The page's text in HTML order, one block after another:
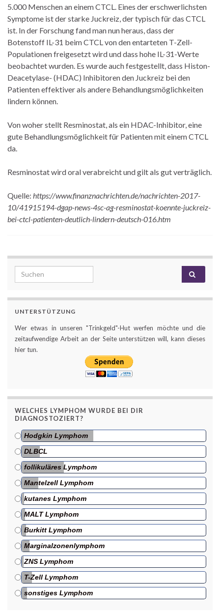
5.000 Menschen an einem CTCL. Eines der erschwerlichsten
Symptome ist der starke Juckreiz, der typisch für das CTCL
ist. In der Forschung fand man nun heraus, dass der
Botenstoff IL-31 beim CTCL von den entarteten T-Zell-
Populationen freigesetzt wird und dass hohe IL-31-Werte
beobachtet wurden. Es wurde auch festgestellt, dass Histon-
Deacetylase- (HDAC) Inhibitoren den Juckreiz bei den
Patienten effektiver als andere Behandlungsmöglichkeiten
lindern können.
Von woher stellt Resminostat, als ein HDAC-Inhibitor, eine
gute Behandlungsmöglichkeit für Patienten mit einem CTCL
da.
Resminostat wird oral verabreicht und gilt als gut verträglich.
Quelle: https://www.finanznachrichten.de/nachrichten-2017-
10/41915194-dgap-news-4sc-ag-resminostat-koennte-juckreiz-
bei-ctcl-patienten-deutlich-lindern-deutsch-016.htm
Search for:
UNTERSTÜTZUNG
Wer etwas in unseren "Trinkgeld"-Hut werfen möchte und die
zeitaufwendige Arbeit an der Seite unterstützen will, kann dieses
hier tun.
WELCHES LYMPHOM WURDE BEI DIR
DIAGNOSTOZIERT?
Hodgkin Lymphom
DLBCL
follikuläres Lymphom
Mantelzell Lymphom
kutanes Lymphom
MALT Lymphom
Burkitt Lymphom
Marginalzonenlymphom
ZNS Lymphom
T-Zell Lymphom
sonstiges Lymphom